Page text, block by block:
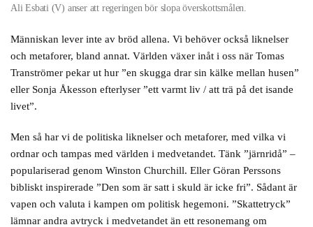
Ali Esbati (V) anser att regeringen bör slopa överskottsmålen.
Människan lever inte av bröd allena. Vi behöver också liknelser
och metaforer, bland annat. Världen växer inåt i oss när Tomas
Tranströmer pekar ut hur ”en skugga drar sin kälke mellan husen”
eller Sonja Åkesson efterlyser ”ett varmt liv / att trä på det isande
livet”.
Men så har vi de politiska liknelser och metaforer, med vilka vi
ordnar och tampas med världen i medvetandet. Tänk ”järnridå” –
populariserad genom Winston Churchill. Eller Göran Perssons
bibliskt inspirerade ”Den som är satt i skuld är icke fri”. Sådant är
vapen och valuta i kampen om politisk hegemoni. ”Skattetryck”
lämnar andra avtryck i medvetandet än ett resonemang om